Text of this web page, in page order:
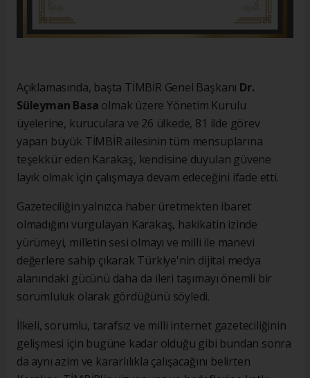
Açıklamasında, başta TİMBİR Genel Başkanı Dr.
Süleyman Basa olmak üzere Yönetim Kurulu
üyelerine, kuruculara ve 26 ülkede, 81 ilde görev
yapan büyük TİMBİR ailesinin tüm mensuplarına
teşekkür eden Karakaş, kendisine duyulan güvene
layık olmak için çalışmaya devam edeceğini ifade etti.
Gazeteciliğin yalnızca haber üretmekten ibaret
olmadığını vurgulayan Karakaş, hakikatin izinde
yürümeyi, milletin sesi olmayı ve milli ile manevi
değerlere sahip çıkarak Türkiye'nin dijital medya
alanındaki gücünü daha da ileri taşımayı önemli bir
sorumluluk olarak gördüğünü söyledi.
İlkeli, sorumlu, tarafsız ve milli internet gazeteciliğinin
gelişmesi için bugüne kadar olduğu gibi bundan sonra
da aynı azim ve kararlılıkla çalışacağını belirten